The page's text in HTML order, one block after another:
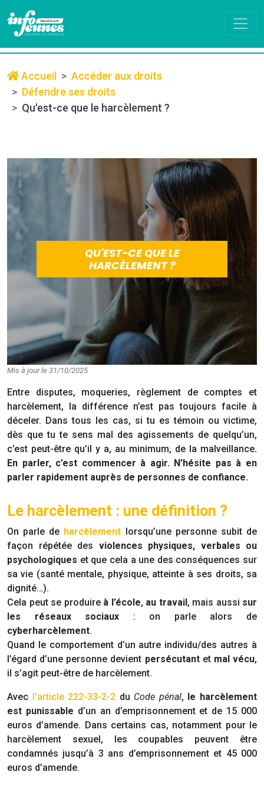
Accueil
Accéder aux droits
Défendre ses droits
Qu'est-ce que le harcèlement ?
QU'EST-CE QUE LE
HARCÈLEMENT ?
Mis à jour le 31/10/2025
Entre disputes, moqueries, règlement de comptes et
harcèlement, la différence n’est pas toujours facile à
déceler. Dans tous les cas, si tu es témoin ou victime,
dès que tu te sens mal des agissements de quelqu’un,
c’est peut-être qu’il y a, au minimum, de la malveillance.
En parler, c’est commencer à agir. N’hésite pas à en
parler rapidement auprès de personnes de confiance.
Le harcèlement : une définition ?
On parle de harcèlement lorsqu’une personne subit de
façon répétée des violences physiques, verbales ou
psychologiques et que cela a une des conséquences sur
sa vie (santé mentale, physique, atteinte à ses droits, sa
dignité…).
Cela peut se produire à l’école, au travail , mais aussi sur
les réseaux sociaux : on parle alors de
cyberharcèlement.
Quand le comportement d’un autre individu/des autres à
l’égard d’une personne devient persécutantet mal vécu,
il s’agit peut-être de harcèlement.
Avec l’article 222-33-2-2 du Code pénal,
le harcèlement
est punissable d’un an d’emprisonnement et de 15 000
euros d’amende. Dans certains cas, notamment pour le
harcèlement sexuel, les coupables peuvent être
condamnés jusqu’à 3 ans d’emprisonnement et 45 000
euros d’amende.